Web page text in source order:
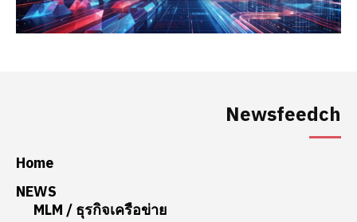
Newsfeedch
Home
NEWS
MLM / ธุรกิจเครือข่าย